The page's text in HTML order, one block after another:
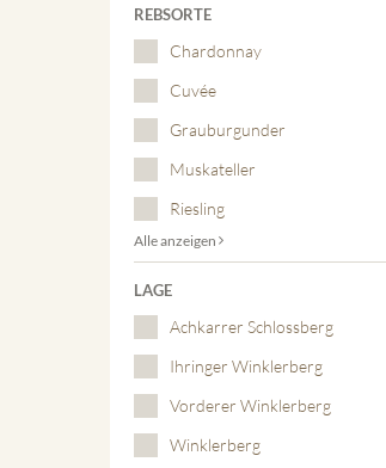
REBSORTE
Chardonnay
Cuvée
Grauburgunder
Muskateller
Riesling
Alle anzeigen
LAGE
Achkarrer Schlossberg
Ihringer Winklerberg
Vorderer Winklerberg
Winklerberg